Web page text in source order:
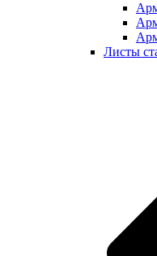
Листы